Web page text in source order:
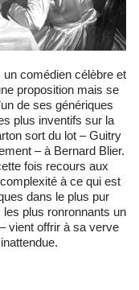
proposition mais se
de ses génériques
plus inventifs sur la
sort du lot – Guitry
– à Bernard Blier.
fois recours aux
à ce qui est
dans le plus pur
plus ronronnants un
vient offrir à sa verve